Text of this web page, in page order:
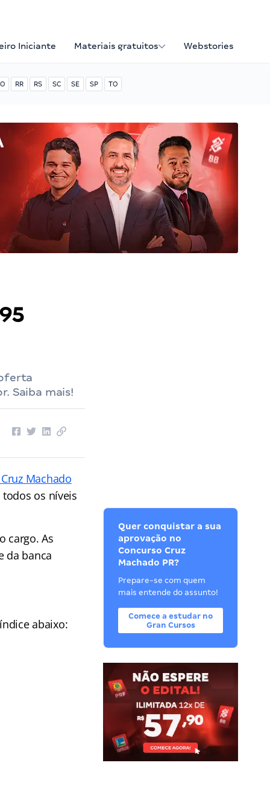
Iniciante Materiais gratuitos Webstories
RR RS SC SE SP TO
Saiba mais!
Machado
os níveis
cargo. As
da banca
abaixo:
Quer conquistar a sua
aprovação no
Concurso Cruz
Machado PR?
Prepare-se com quem
mais entende do assunto!
Comece a estudar no
Gran Cursos